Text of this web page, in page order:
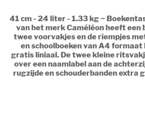
41 cm - 24 liter - 1.33 kg ~
van het merk Caméléon heeft
twee voorvakjes en de riempjes
en schoolboeken van A4
gratis liniaal. De twee kleine
over een naamlabel aan de
rugzijde en schouderbanden extra